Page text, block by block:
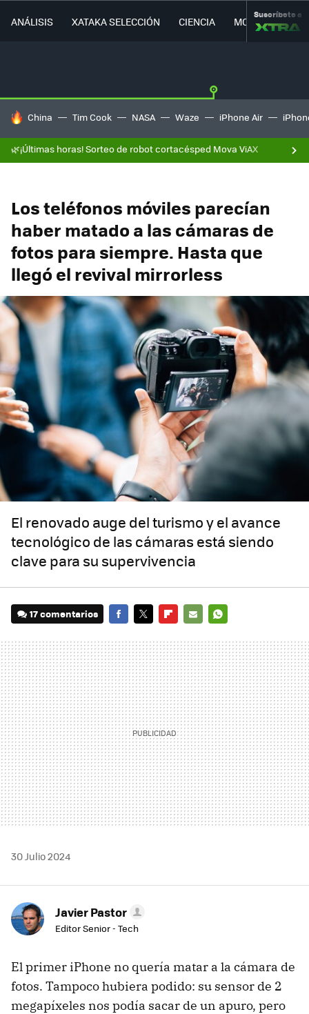
ANÁLISIS XATAKA SELECCIÓN CIENCIA MOVILIDAD
Suscríbete a
HOY SE HABLA DE
China Tim Cook NASA Waze iPhone Air
🌿¡Últimas horas! Sorteo de robot cortacésped Mova ViAX
Los teléfonos móviles parecían
haber matado a las cámaras de
fotos para siempre. Hasta que
llegó el revival mirrorless
El renovado auge del turismo y el avance
tecnológico de las cámaras está siendo
clave para su supervivencia
17 comentarios
MAIL
30 Julio 2024
Javier Pastor
Editor Senior - Tech
El primer iPhone no quería matar a la cámara de
fotos. Tampoco hubiera podido: su sensor de 2
megapíxeles nos podía sacar de un apuro, pero